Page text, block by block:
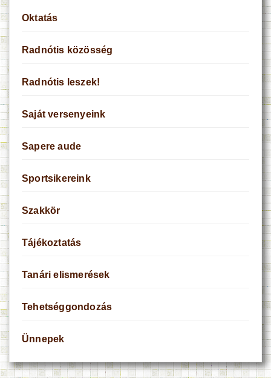
Oktatás
Radnótis közösség
Radnótis leszek!
Saját versenyeink
Sapere aude
Sportsikereink
Szakkör
Tájékoztatás
Tanári elismerések
Tehetséggondozás
Ünnepek